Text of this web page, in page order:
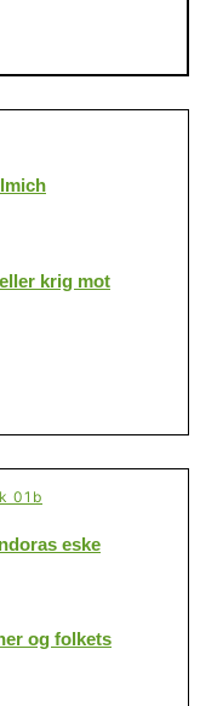
krig mot
eske
og folkets